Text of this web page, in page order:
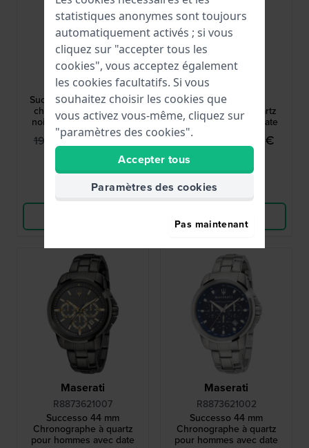
Maserati
R8871621012
Successo 44 mm Montre
chronographe à quartz
noire pour homme avec
date
195,00 € 175,00 €
Comparer
Maserati
R8873621008
Successo 44 mm
Chronographe à quartz
pour hommes avec date
219,00 € 197,00 €
Comparer
Maserati
R8873621007
Successo 44 mm
Chronographe à quartz
pour hommes avec date
Maserati
R8873621002
Successo 44 mm
Chronographe à quartz
pour hommes avec date
statistiques anonymes sont toujours
automatiquement activés ; si vous
cliquez sur "accepter tous les
cookies", vous acceptez également
les cookies facultatifs. Si vous
souhaitez choisir les cookies que
vous activez vous-même, cliquez sur
"paramètres des cookies".
Accepter tous
Paramètres des cookies
Pas maintenant